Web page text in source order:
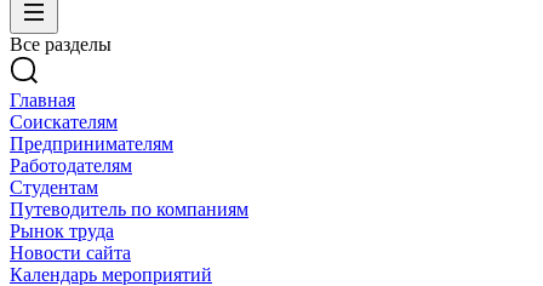
Все разделы
Главная
Соискателям
Предпринимателям
Работодателям
Студентам
Путеводитель по компаниям
Рынок труда
Новости сайта
Календарь мероприятий